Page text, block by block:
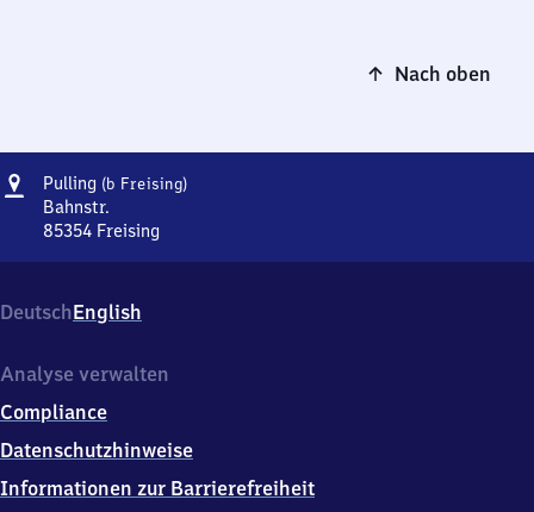
Nach oben
Adresse
Pulling (b Freising)Pulling
Bahnstr.
85354 Freising
Freising),
Bahnstr.,
5
5
4
DeutschEnglish
Analyse verwalten
Compliance
Datenschutzhinweise
Informationen zur Barrierefreiheit